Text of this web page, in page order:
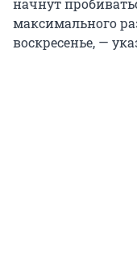
начнут
максимального
воскресенье, —